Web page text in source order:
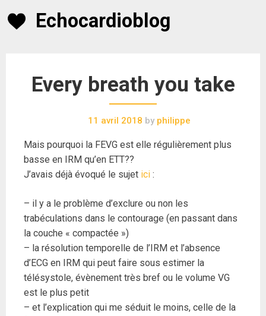
Echocardioblog
Every breath you take
11 avril 2018 byphilippe
Mais pourquoi la FEVG est elle régulièrement plus
basse en IRM qu’en ETT??
J’avais déjà évoqué le sujet ici :
– il y a le problème d’exclure ou non les
trabéculations dans le contourage (en passant dans
la couche « compactée »)
– la résolution temporelle de l’IRM et l’absence
d’ECG en IRM qui peut faire sous estimer la
télésystole, évènement très bref ou le volume VG
est le plus petit
– et l’explication qui me séduit le moins, celle de la